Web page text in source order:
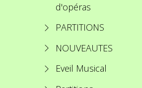
d'opéras
PARTITIONS
NOUVEAUTES
Eveil Musical